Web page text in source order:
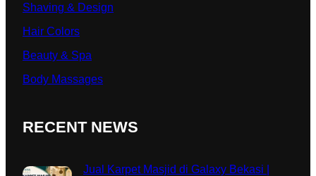
Shaving & Design
Hair Colors
Beauty & Spa
Body Massages
RECENT NEWS
Jual Karpet Masjid di Galaxy Bekasi |